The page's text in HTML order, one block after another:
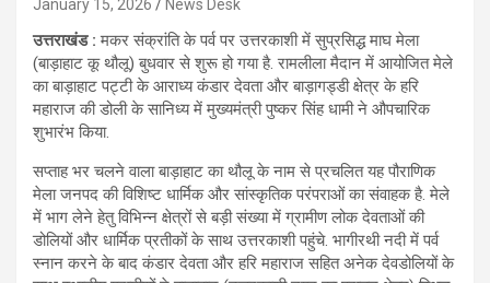
January 15, 2026 News Desk
उत्तराखंड :मकर संक्रांति के पर्व पर उत्तरकाशी में सुप्रसिद्ध माघ मेला
(बाड़ाहाट कू थौलू) बुधवार से शुरू हो गया है. रामलीला मैदान में आयोजित मेले
का बाड़ाहाट पट्टी के आराध्य कंडार देवता और बाड़ागड्डी क्षेत्र के हरि
महाराज की डोली के सानिध्य में मुख्यमंत्री पुष्कर सिंह धामी ने औपचारिक
शुभारंभ किया.
सप्ताह भर चलने वाला बाड़ाहाट का थौलू के नाम से प्रचलित यह पौराणिक
मेला जनपद की विशिष्ट धार्मिक और सांस्कृतिक परंपराओं का संवाहक है. मेले
में भाग लेने हेतु विभिन्न क्षेत्रों से बड़ी संख्या में ग्रामीण लोक देवताओं की
डोलियों और धार्मिक प्रतीकों के साथ उत्तरकाशी पहुंचे. भागीरथी नदी में पर्व
स्नान करने के बाद कंडार देवता और हरि महाराज सहित अनेक देवडोलियों के